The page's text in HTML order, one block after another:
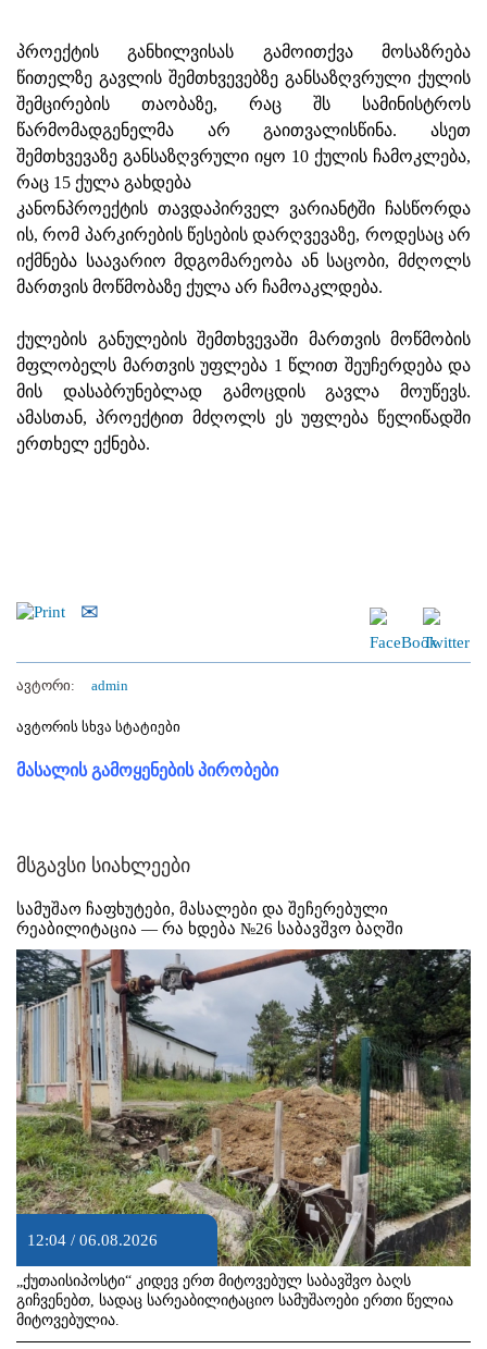
პროექტის განხილვისას გამოითქვა მოსაზრება
წითელზე გავლის შემთხვევებზე განსაზღვრული ქულის
შემცირების თაობაზე, რაც შს სამინისტროს
წარმომადგენელმა არ გაითვალისწინა. ასეთ
შემთხვევაზე განსაზღვრული იყო 10 ქულის ჩამოკლება,
რაც 15 ქულა გახდება
კანონპროექტის თავდაპირველ ვარიანტში ჩასწორდა
ის, რომ პარკირების წესების დარღვევაზე, როდესაც არ
იქმნება საავარიო მდგომარეობა ან საცობი, მძღოლს
მართვის მოწმობაზე ქულა არ ჩამოაკლდება.
ქულების განულების შემთხვევაში მართვის მოწმობის
მფლობელს მართვის უფლება 1 წლით შეუჩერდება და
მის დასაბრუნებლად გამოცდის გავლა მოუწევს.
ამასთან, პროექტით მძღოლს ეს უფლება წელიწადში
ერთხელ ექნება.
ავტორი: admin
ავტორის სხვა სტატიები
მასალის გამოყენების პირობები
მსგავსი სიახლეები
სამუშაო ჩაფხუტები, მასალები და შეჩერებული
რეაბილიტაცია — რა ხდება №26 საბავშვო ბაღში
12:04 / 06.08.2026
„ქუთაისიპოსტი“ კიდევ ერთ მიტოვებულ საბავშვო ბაღს
გიჩვენებთ, სადაც სარეაბილიტაციო სამუშაოები ერთი წელია
მიტოვებულია.